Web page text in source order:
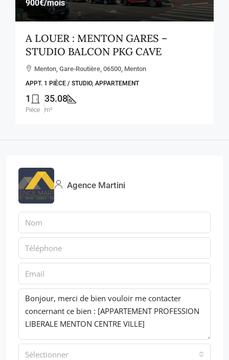
900€/mois
A LOUER : MENTON GARES –
STUDIO BALCON PKG CAVE
Menton, Gare-Routière, 06500, Menton
APPT. 1 PIÈCE / STUDIO, APPARTEMENT
1
Pièce
35.08
m²
Agence Martini
Sélectionner